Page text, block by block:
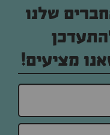
שלנו
מציעים!